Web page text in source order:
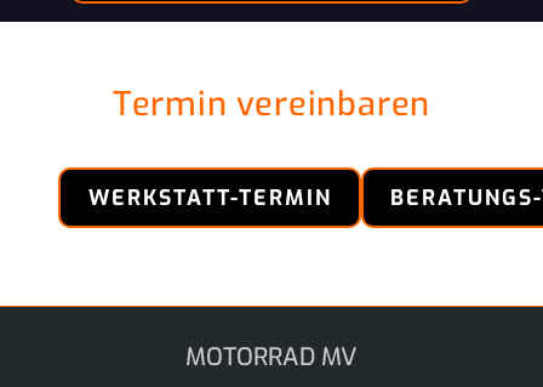
Termin vereinbaren
WERKSTATT-TERMIN
MOTORRAD MV